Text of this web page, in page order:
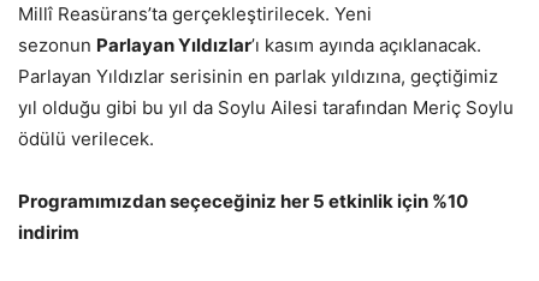
Millî Reasürans’ta gerçekleştirilecek. Yeni
sezonun Parlayan Yıldızlar’ı kasım ayında açıklanacak.
Parlayan Yıldızlar serisinin en parlak yıldızına, geçtiğimiz
yıl olduğu gibi bu yıl da Soylu Ailesi tarafından Meriç Soylu
ödülü verilecek.
Programımızdan seçeceğiniz her 5 etkinlik için %10
indirim